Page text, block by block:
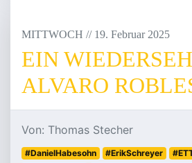
MITTWOCH // 19. Februar 2025
EIN
ALVARO
Von: Thomas Stecher
#DanielHabesohn #ErikSchreyer